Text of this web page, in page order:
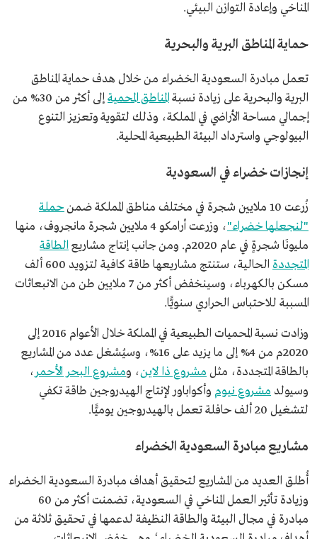
المناخي وإعادة التوازن البيئي.
حماية المناطق البرية والبحرية
تعمل مبادرة السعودية الخضراء من خلال هدف حماية المناطق
البرية والبحرية على زيادة نسبةالمناطق المحمية
إلى أكثر من 30% من
إجمالي مساحة الأراضي في المملكة، وذلك لتقوية وتعزيز التنوع
البيولوجي واسترداد البيئة الطبيعية المحلية.
إنجازات خضراء في السعودية
زُرعت 10 ملايين شجرة في مختلف مناطق المملكة ضمن
حملة
"لنجعلها خضراء"
، وزرعت أرامكو 4 ملايين شجرة مانجروف، منها
مليونَا شجرةٍ في عام 2020م. ومن جانب إنتاج مشاريع
الطاقة
المتجددة
الحالية، ستنتج مشاريعها طاقة كافية لتزويد 600 ألف
مسكن بالكهرباء، وسينخفض أكثر من 7 ملايين طن من الانبعاثات
المسببة للاحتباس الحراري سنويًّا.
وزادت نسبة المحميات الطبيعية في المملكة خلال الأعوام 2016 إلى
2020م من 4% إلى ما يزيد على 16%، وسيُشغل عدد من المشاريع
بالطاقة المتجددة، مثل مشروع ذا لاين، ومشروع البحر الأحمر،
وسيولد مشروع نيوم وأكواباور لإنتاج الهيدروجين طاقة تكفي
لتشغيل 20 ألف حافلة تعمل بالهيدروجين يوميًّا.
مشاريع مبادرة السعودية الخضراء
أُطلق العديد من المشاريع لتحقيق أهداف مبادرة السعودية الخضراء
وزيادة تأثير العمل المناخي في السعودية، تضمنت أكثر من 60
مبادرة في مجال البيئة والطاقة النظيفة لدعمها في تحقيق ثلاثة من